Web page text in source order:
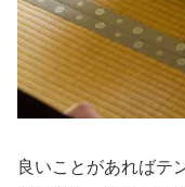
良いことがあればテ